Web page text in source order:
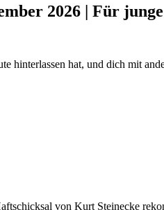
2026 | Für
hinterlassen hat, und dich mit
von Kurt Steinecke